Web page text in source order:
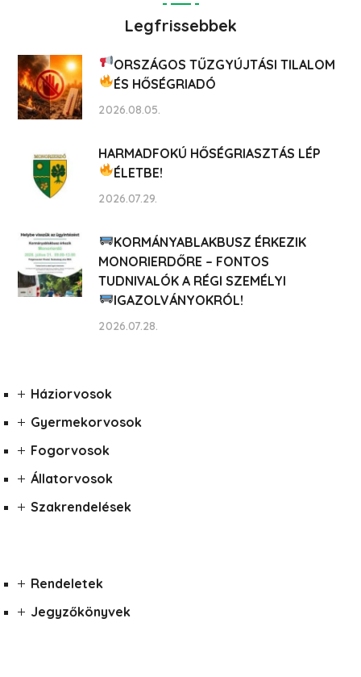
Legfrissebbek
ORSZÁGOS TŰZGYÚJTÁSI TILALOM
ÉS HŐSÉGRIADÓ
2026.08.05.
HARMADFOKÚ HŐSÉGRIASZTÁS LÉP
ÉLETBE!
2026.07.29.
KORMÁNYABLAKBUSZ ÉRKEZIK
MONORIERDŐRE – FONTOS
TUDNIVALÓK A RÉGI SZEMÉLYI
IGAZOLVÁNYOKRÓL!
2026.07.28.
Háziorvosok
Gyermekorvosok
Fogorvosok
Állatorvosok
Szakrendelések
Rendeletek
Jegyzőkönyvek